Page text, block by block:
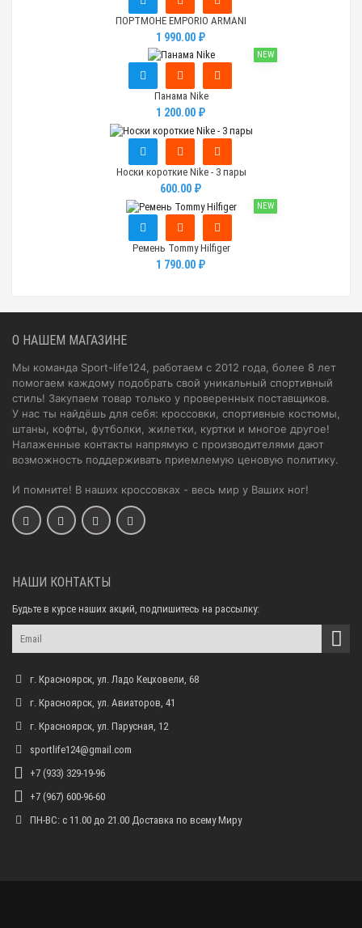
ПОРТМОНЕ EMPORIO ARMANI
1 990.00 ₽
NEW
Панама Nike
1 200.00 ₽
Носки короткие Nike - 3 пары
600.00 ₽
NEW
Ремень Tommy Hilfiger
1 790.00 ₽
О НАШЕМ МАГАЗИНЕ
Мы команда Sport-life124, работаем с 2012 года, более 8 лет
помогаем каждому подобрать свой уникальный спортивный
стиль! Закупаем товар только у проверенных поставщиков.
У нас ты найдёшь для себя: кроссовки, спортивные костюмы,
штаны, кофты, футболки, жилетки, куртки и многое другое!
Налаженные контакты напрямую с производителями дают
возможность поддерживать приемлемую ценовую политику.
И помните! В наших кроссовках - весь мир у Ваших ног!
НАШИ КОНТАКТЫ
Будьте в курсе наших акций, подпишитесь на рассылку:
г. Красноярск, ул. Ладо Кецховели, 68
г. Красноярск, ул. Авиаторов, 41
г. Красноярск, ул. Парусная, 12
sportlife124@gmail.com
+7 (933) 329-19-96
+7 (967) 600-96-60
ПН-ВС: с 11.00 до 21.00 Доставка по всему Миру